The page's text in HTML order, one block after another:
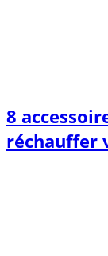
8
réchauffer